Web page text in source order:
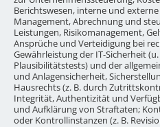
Berichtswesen, interne und
Management, Abrechnung und
Leistungen, Risikomanagement,
Ansprüche und Verteidigung bei
Gewährleistung der IT-Sicherheit
Plausibilitätstests) und der
und Anlagensicherheit,
Hausrechts (z. B. durch
Integrität, Authentizität und
und Aufklärung von Straftaten;
oder Kontrollinstanzen (z. B.